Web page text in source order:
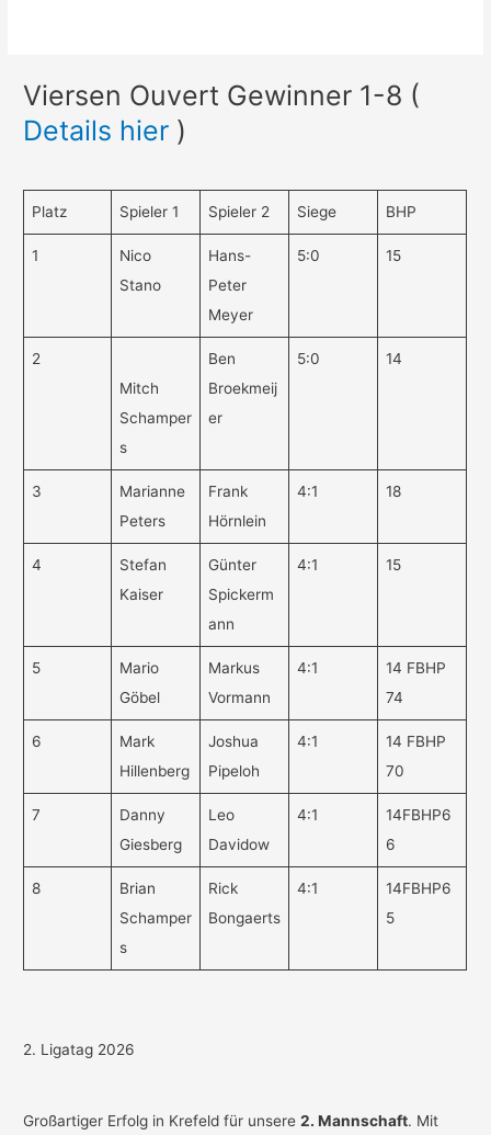
Viersen Ouvert Gewinner 1-8 (
Details hier )
Platz Spieler 1 Spieler 2 Siege BHP
1
Nico
Stano
Hans-
Peter
Meyer
5:0 15
2
Mitch
Schamper
s
Ben
Broekmeij
er
5:0 14
3
Marianne
Peters
Frank
Hörnlein
4:1 18
4
Stefan
Kaiser
Günter
Spickerm
ann
4:1 15
5
Mario
Göbel
Markus
Vormann
4:1
14 FBHP
74
6
Mark
Hillenberg
Joshua
Pipeloh
4:1
14 FBHP
70
7
Danny
Giesberg
Leo
Davidow
4:1
14FBHP6
6
8
Brian
Schamper
s
Rick
Bongaerts
4:1
14FBHP6
5
2. Ligatag 2026
Großartiger Erfolg in Krefeld für unsere2. Mannschaft. Mit